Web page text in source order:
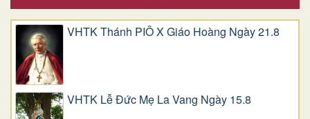
VHTK Thánh PIÔ X Giáo Hoàng Ngày 21.8
VHTK Lễ Đức Mẹ La Vang Ngày 15.8